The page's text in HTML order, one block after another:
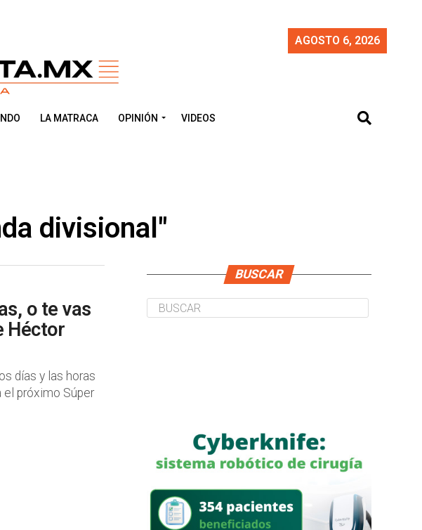
AGOSTO 6, 2026
LA MATRACA OPINIÓN VIDEOS
divisional"
o te vas
Héctor
días y las horas
el próximo Súper
BUSCAR